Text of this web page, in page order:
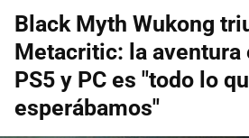
Black Myth Wukong
Metacritic: la aventura
PS5 y PC es "todo lo
esperábamos"